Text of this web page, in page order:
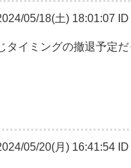
05/18(土) 18:01:07
タイミングの撤退予定
05/20(月) 16:41:54